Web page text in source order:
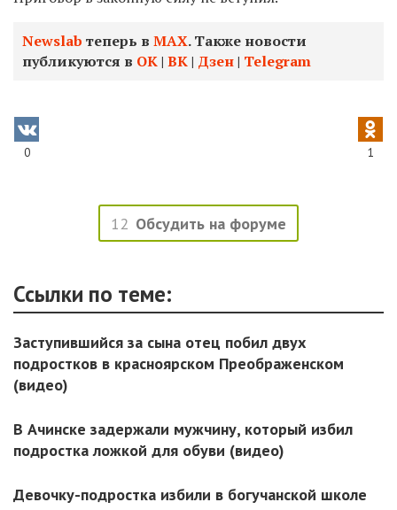
Newslab теперь в МАХ. Также новости
публикуются в ОК| ВК| Дзен| Telegram
0 1
12 Обсудить на форуме
Ссылки по теме:
Заступившийся за сына отец побил двух
подростков в красноярском Преображенском
(видео)
В Ачинске задержали мужчину, который избил
подростка ложкой для обуви (видео)
Девочку-подростка избили в богучанской школе